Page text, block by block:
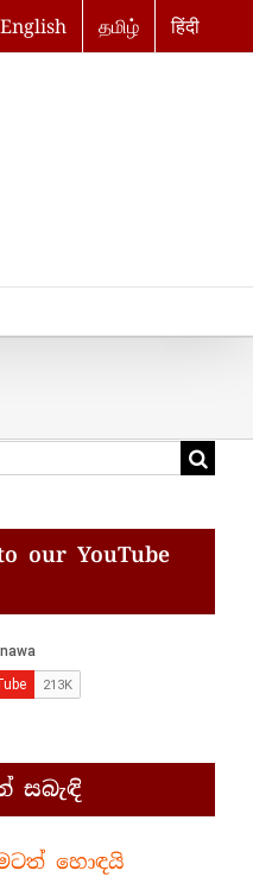
English தமிழ் हिंदी
our YouTube
සබැඳි
හොඳයි